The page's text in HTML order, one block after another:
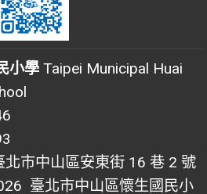
小學 Taipei Municipal Huai
市中山區安東街 16 巷 2 號
臺北市中山區懷生國民小